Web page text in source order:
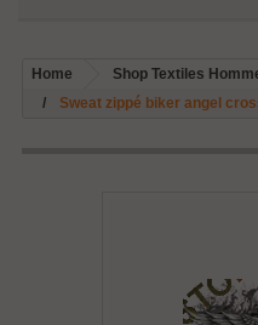
Home
Shop Textiles
Sweat zippé biker angel